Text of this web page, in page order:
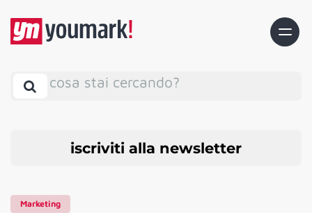
cosa stai cercando?
iscriviti alla newsletter
Marketing